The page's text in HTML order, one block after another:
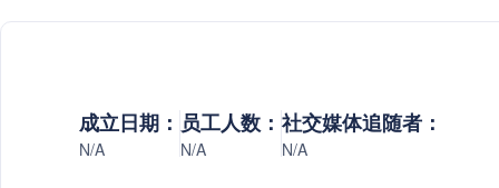
成立日期：
N/A
员工人数：
N/A
社交媒体追随者：
N/A